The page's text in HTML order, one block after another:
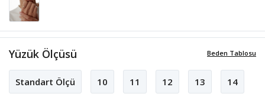
Beden Tablosu
Yüzük Ölçüsü
Standart Ölçü 10 11 12 13 14